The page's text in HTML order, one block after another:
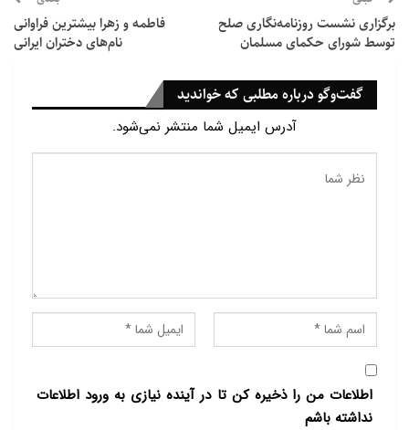
مرجعیت عالی، فداکاری‌هایشان به پیروزی‌ای آشکار و
ماندگار انجامید.»
السودانی توییت خود را با این جمله پایان داد: «رحمت و
رضوان بر شهدای عراق از نیروهای امنیتی و غیرنظامیان، و
ننگ و عار بر جنایتکاران تروریست.»
برگزاری نشست روزنامه‌نگاری صلح
توسط شورای حکمای مسلمان
فاطمه و زهرا بیشترین فراوانی
نام‌های دختران ایرانی
گفت‌وگو درباره مطلبی که خواندید
آدرس ایمیل شما منتشر نمی‌شود.
اطلاعات من را ذخیره کن تا در آینده نیازی به ورود اطلاعات
نداشته باشم